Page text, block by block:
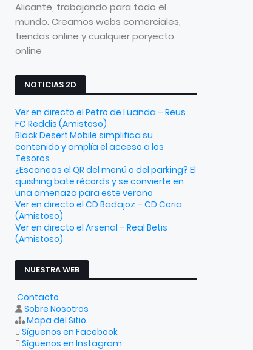
Alicante, trabajando para todo el
mundo. Creamos webs comerciales,
tiendas online y cualquier poryecto
online
NOTICIAS 2D
Ver en directo el Petro de Luanda – Reus
FC Reddis (Amistoso)
Black Desert Mobile simplifica su
contenido y amplía el acceso a los
Tesoros
¿Escaneas el QR del menú o del parking? El
quishing bate récords y se convierte en
una amenaza para este verano
Ver en directo el CD Badajoz – CD Coria
(Amistoso)
Ver en directo el Arsenal – Real Betis
(Amistoso)
NUESTRA WEB
Contacto
Sobre Nosotros
Mapa del Sitio
Síguenos en Facebook
Síguenos en Instagram